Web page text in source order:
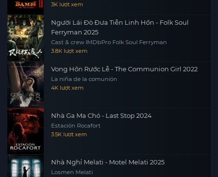
3K lượt xem
Người Lái Đò Đưa Tiễn Linh Hồn - Folk Soul
Ferryman 2025
Cast & crew IMDbPro Folk Soul Ferryman
3.8K lượt xem
Vong Hồn Rước Lễ - The Communion Girl 2022
La niña de la comunión
4K lượt xem
Nhà Ga Ma Chó - Last Stop 2024
Estación Rocafort
3.5K lượt xem
Nhà Nghỉ Melati - Motel Melati 2025
Losmen Melati